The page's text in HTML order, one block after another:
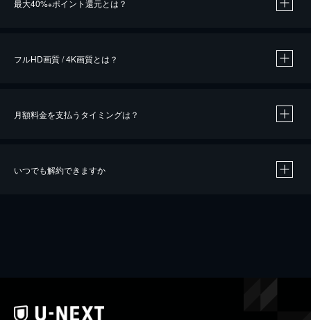
最大40%※ポイント還元とは？
※40％ポイント還元の対象は、クレジットカード決済による作品の購入 / レンタルです。
フルHD画質 / 4K画質とは？
月額料金を支払うタイミングは？
いつでも解約できますか